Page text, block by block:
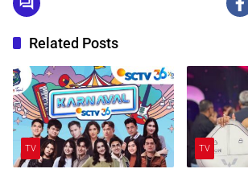
Related Posts
TV TV